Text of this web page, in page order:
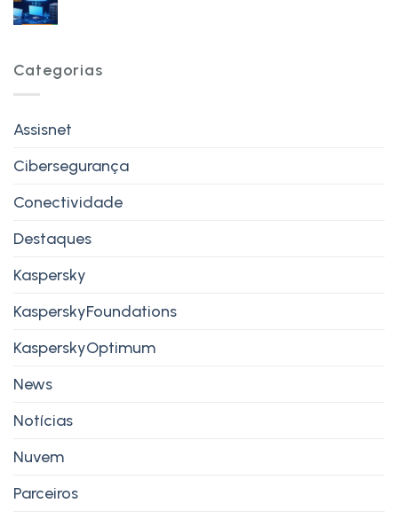
Categorias
Assisnet
Cibersegurança
Conectividade
Destaques
Kaspersky
KasperskyFoundations
KasperskyOptimum
News
Notícias
Nuvem
Parceiros